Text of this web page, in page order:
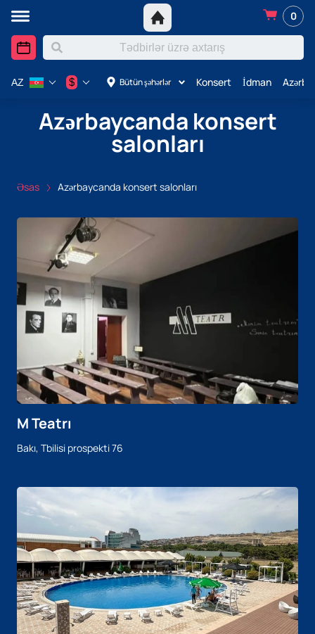
0
Bütün şəhərlər Konsert İdman
AZ $
Azərbaycanda konsert
salonları
Əsas Azərbaycanda konsert salonları
M Teatrı
Bakı, Tbilisi prospekti 76